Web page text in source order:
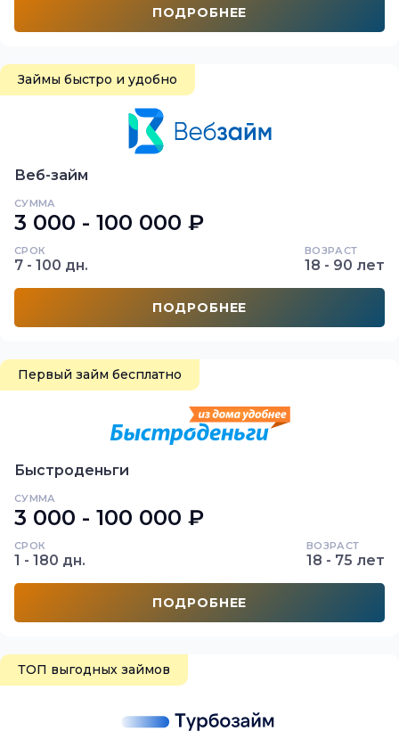
ПОДРОБНЕЕ
Займы быстро и удобно
Веб-займ
СУММА
3 000 - 100 000 ₽
СРОК
7 - 100 дн.
ВОЗРАСТ
18 - 90 лет
ПОДРОБНЕЕ
Первый займ бесплатно
Быстроденьги
СУММА
3 000 - 100 000 ₽
СРОК
1 - 180 дн.
ВОЗРАСТ
18 - 75 лет
ПОДРОБНЕЕ
ТОП выгодных займов